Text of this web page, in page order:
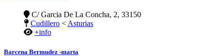
C/ Garcia De La Concha, 2, 33150
Cudillero <Asturias
+info
Barcena Bermudez -marta